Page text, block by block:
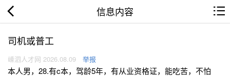
信息内容
司机或普工
嵊泗人才网 2026.08.09 举报
本人男，28.有c本，驾龄5年，有从业资格证，能吃苦，不怕